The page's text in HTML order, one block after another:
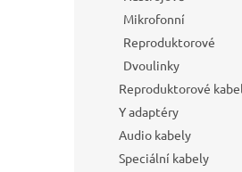
Mikrofonní
Reproduktorové
Dvoulinky
Reproduktorové
Y adaptéry
Audio kabely
Speciální kabely